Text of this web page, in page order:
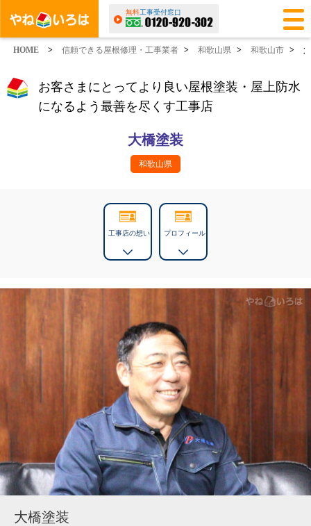
無料工事受付窓口
HOME > 信頼できる屋根修理・工事業者 > 和歌山県 > 和歌山市 >
お客さまにとってより良い屋根塗装・屋上防水
になるよう最善を尽くす工事店
大橋塗装
和歌山県
工事店の想い プロフィール
大橋塗装